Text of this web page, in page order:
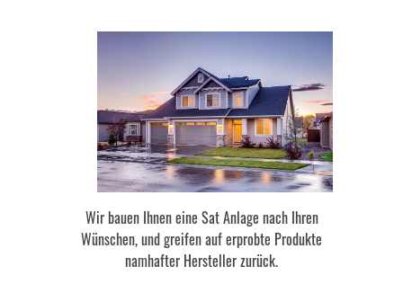
Wir bauen Ihnen eine Sat Anlage nach Ihren
Wünschen, und greifen auf erprobte Produkte
namhafter Hersteller zurück.